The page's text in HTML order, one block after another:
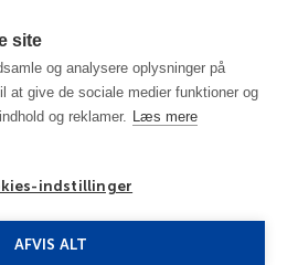
site
og analysere oplysninger på
at give de sociale medier funktioner og
og reklamer. Læs mere
indstillinger
AFVIS ALT
AR Rejser